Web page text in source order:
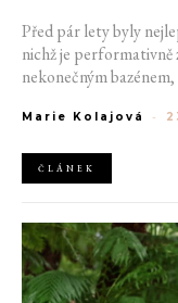
Před pár lety byly
nichž je performativně
nekonečným
horách. Ranní koupání
Marie Kolajová -
ČLÁNEK